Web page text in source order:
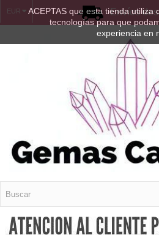
ACEPTAS que esta tienda utiliza
tecnologías para que
experiencia en
EUR Envíos